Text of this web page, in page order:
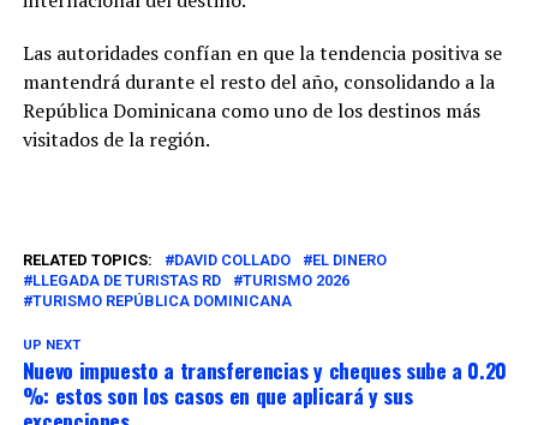
Las autoridades confían en que la tendencia positiva se
mantendrá durante el resto del año, consolidando a la
República Dominicana como uno de los destinos más
visitados de la región.
RELATED TOPICS: DAVID COLLADO
EL DINERO
LLEGADA DE TURISTAS RD
TURISMO 2026
TURISMO REPÚBLICA DOMINICANA
UP NEXT
Nuevo impuesto a transferencias y cheques sube a 0.20
%: estos son los casos en que aplicará y sus